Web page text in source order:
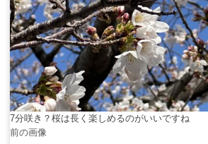
7分咲き？桜は長く楽しめるのがいいですね
前の画像